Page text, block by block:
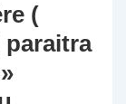
(
paraitra